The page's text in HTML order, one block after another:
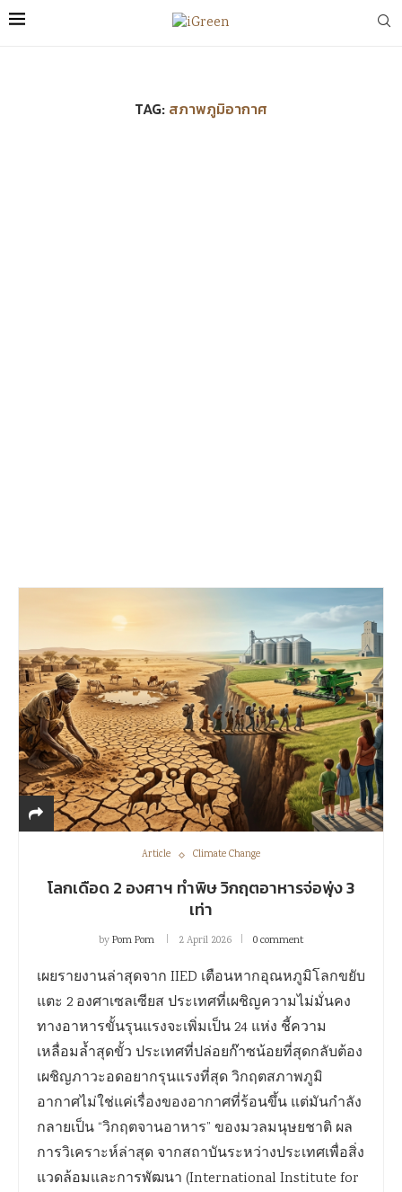
TAG: สภาพภูมิอากาศ
Article Climate Change
โลกเดือด 2 องศาฯ ทำพิษ วิกฤตอาหารจ่อพุ่ง 3
เท่า
byPom Pom 2 April 2026 0 comment
เผยรายงานล่าสุดจาก IIED เตือนหากอุณหภูมิโลกขยับ
แตะ 2 องศาเซลเซียส ประเทศที่เผชิญความไม่มั่นคง
ทางอาหารขั้นรุนแรงจะเพิ่มเป็น 24 แห่ง ชี้ความ
เหลื่อมล้ำสุดขั้ว ประเทศที่ปล่อยก๊าซน้อยที่สุดกลับต้อง
เผชิญภาวะอดอยากรุนแรงที่สุด วิกฤตสภาพภูมิ
อากาศไม่ใช่แค่เรื่องของอากาศที่ร้อนขึ้น แต่มันกำลัง
กลายเป็น “วิกฤตจานอาหาร” ของมวลมนุษยชาติ ผล
การวิเคราะห์ล่าสุด จากสถาบันระหว่างประเทศเพื่อสิ่ง
แวดล้อมและการพัฒนา (International Institute for